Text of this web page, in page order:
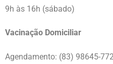
9h às 16h (sábado)
Vacinação Domiciliar
Agendamento: (83) 98645-